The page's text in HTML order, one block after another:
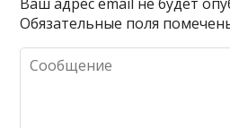
Обязательные поля